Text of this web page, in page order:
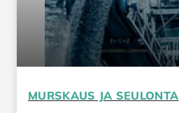
MURSKAUS JA SEULONTA